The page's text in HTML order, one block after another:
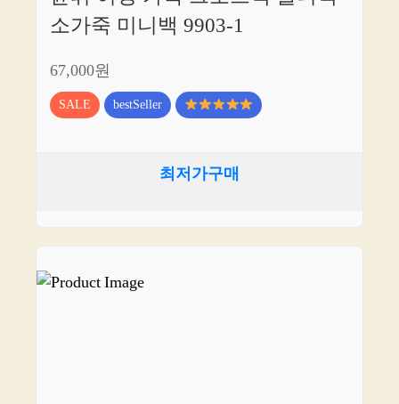
소가죽 미니백 9903-1
67,000원
SALE bestSeller
최저가구매